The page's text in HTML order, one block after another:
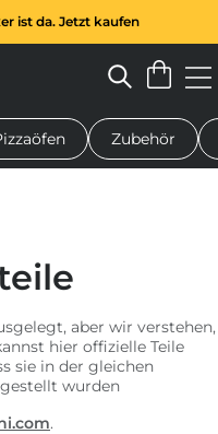
ist da. Jetzt kaufen
Servierbretter
Zubehör
aber wir verstehen,
hier offizielle Teile
sie in der gleichen
wurden
.